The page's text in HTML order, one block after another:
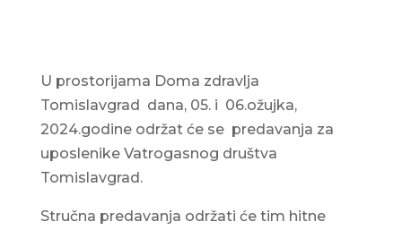
U prostorijama Doma zdravlja
Tomislavgrad dana, 05. i 06.ožujka,
2024.godine održat će se predavanja za
uposlenike Vatrogasnog društva
Tomislavgrad.
Stručna predavanja održati će tim hitne